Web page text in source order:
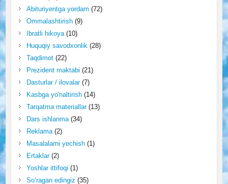
Abituriyentga yordam (72)
Ommalashtirish(9)
Ibratli hikoya(10)
Huquqiy savodxonlik (28)
Taqdimot(22)
Prezident maktabi (21)
Dasturlar / ilovalar(7)
Kasbga yo'naltirish(14)
Tarqatma materiallar(13)
Dars ishlanma(34)
Reklama(2)
Masalalarni yechish(1)
Ertaklar(2)
Yoshlar ittifoqi (1)
So‘ragan edingiz (35)